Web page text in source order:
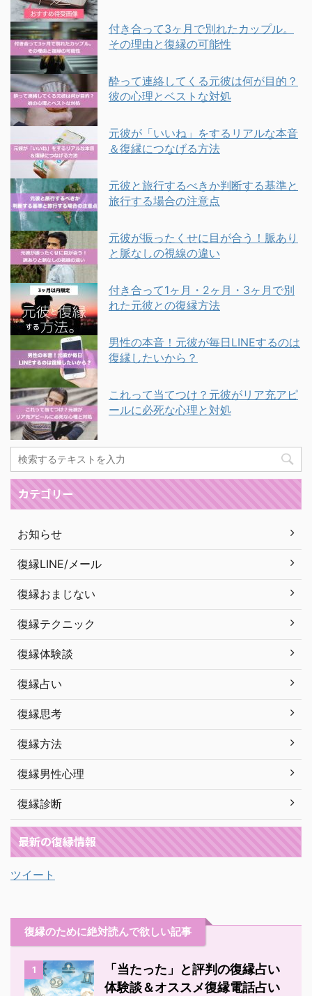
付き合って3ヶ月で別れたカップル。
その理由と復縁の可能性
酔って連絡してくる元彼は何が目的？
彼の心理とベストな対処
元彼が「いいね」をするリアルな本音
＆復縁につなげる方法
元彼と旅行するべきか判断する基準と
旅行する場合の注意点
元彼が振ったくせに目が合う！脈あり
と脈なしの視線の違い
付き合って1ヶ月・2ヶ月・3ヶ月で別
れた元彼との復縁方法
男性の本音！元彼が毎日LINEするのは
復縁したいから？
これって当てつけ？元彼がリア充アピ
ールに必死な心理と対処
カテゴリー
お知らせ
復縁LINE/メール
復縁おまじない
復縁テクニック
復縁体験談
復縁占い
復縁思考
復縁方法
復縁男性心理
復縁診断
最新の復縁情報
ツイート
復縁のために絶対読んで欲しい記事
1
「当たった」と評判の復縁占い
体験談＆オススメ復縁電話占い